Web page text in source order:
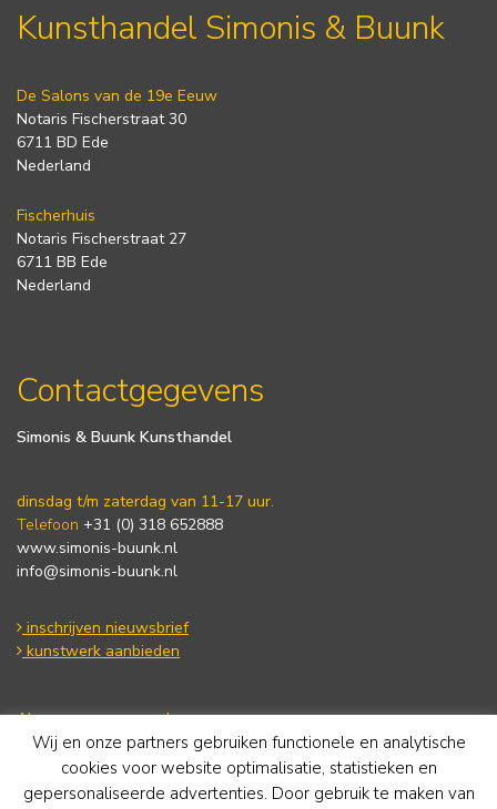
Kunsthandel Simonis & Buunk
De Salons van de 19e Eeuw
Notaris Fischerstraat 30
6711 BD Ede
Nederland
Fischerhuis
Notaris Fischerstraat 27
6711 BB Ede
Nederland
Contactgegevens
Simonis & Buunk Kunsthandel
dinsdag t/m zaterdag van 11-17 uur.
Telefoon +31 (0) 318 652888
www.simonis-buunk.nl
info@simonis-buunk.nl
inschrijven nieuwsbrief
kunstwerk aanbieden
Algemene voorwaarden
Privacy statement
Cookie Policy
Disclaimer
Wij en onze partners gebruiken functionele en analytische
cookies voor website optimalisatie, statistieken en
gepersonaliseerde advertenties. Door gebruik te maken van